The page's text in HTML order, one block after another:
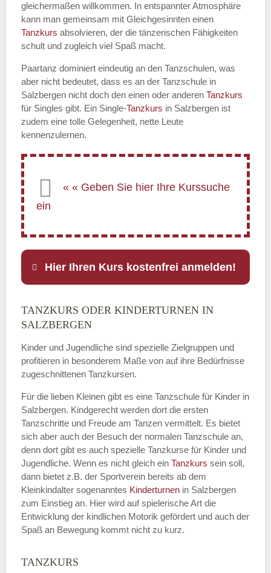
gleichermaßen willkommen. In entspannter Atmosphäre
kann man gemeinsam mit Gleichgesinnten einen
Tanzkurs absolvieren, der die tänzerischen Fähigkeiten
schult und zugleich viel Spaß macht.
Paartanz dominiert eindeutig an den Tanzschulen, was
aber nicht bedeutet, dass es an der Tanzschule in
Salzbergen nicht doch den einen oder anderen Tanzkurs
für Singles gibt. Ein Single-Tanzkurs in Salzbergen ist
zudem eine tolle Gelegenheit, nette Leute
kennenzulernen.
Hier Ihren Kurs kostenfrei anmelden!
Name
E-Mail*
Name der Tanzschule
Kontakt E-Mail
TANZKURS ODER KINDERTURNEN IN
SALZBERGEN
Kinder und Jugendliche sind spezielle Zielgruppen und
profitieren in besonderem Maße von auf ihre Bedürfnisse
zugeschnittenen Tanzkursen.
Für die lieben Kleinen gibt es eine Tanzschule für Kinder in
Salzbergen. Kindgerecht werden dort die ersten
Tanzschritte und Freude am Tanzen vermittelt. Es bietet
sich aber auch der Besuch der normalen Tanzschule an,
denn dort gibt es auch spezielle Tanzkurse für Kinder und
Jugendliche. Wenn es nicht gleich ein Tanzkurs sein soll,
dann bietet z.B. der Sportverein bereits ab dem
Kleinkindalter sogenanntes Kinderturnen in Salzbergen
zum Einstieg an. Hier wird auf spielerische Art die
Entwicklung der kindlichen Motorik gefördert und auch der
Spaß an Bewegung kommt nicht zu kurz.
TANZKURS